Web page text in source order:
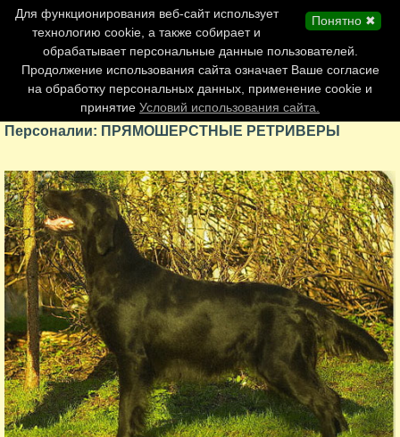
Главная страница
Обновления сайта
Контакты
Персоналии
Форум
Персоналии: ПРЯМОШЕРСТНЫЕ РЕТРИВЕРЫ
Понятно ✖
Для функционирования веб-сайт использует
технологию cookie, а также собирает и
обрабатывает персональные данные пользователей.
Продолжение использования сайта означает Ваше согласие
на обработку персональных данных, применение cookie и
принятие Условий использования сайта.